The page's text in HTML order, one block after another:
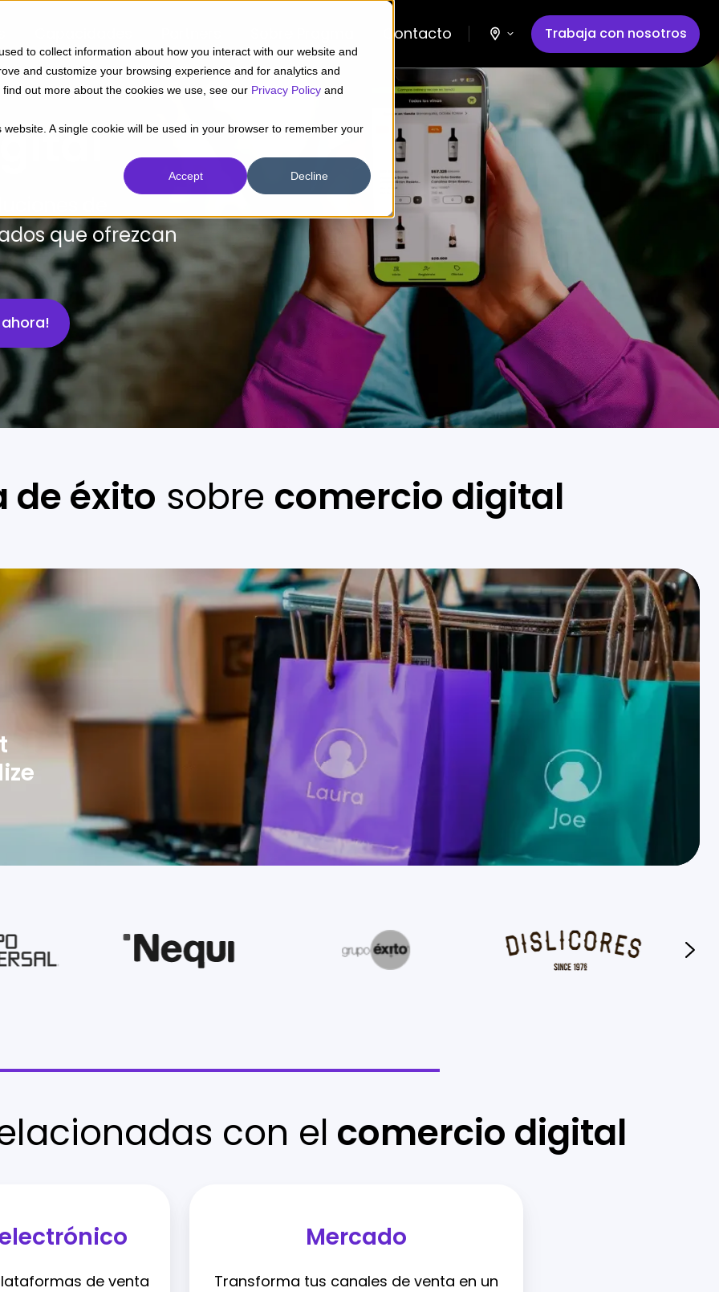
to collect information about how you interact with our website and
and customize your browsing experience and for analytics and
out more about the cookies we use, see our Privacy Policy and
A single cookie will be used in your browser to remember your
Accept Decline
Contacto Trabaja con nosotros
que ofrezcan
de éxito sobre comercio digital
con el comercio digital
de venta
Mercado
Transforma tus canales de venta en un